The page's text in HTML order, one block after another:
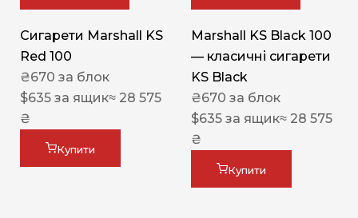
Сигарети Marshall KS
Red 100
₴670 за блок
$635 за ящик≈ 28 575
₴
Купити
Marshall KS Black 100
— класичні сигарети
KS Black
₴670 за блок
$635 за ящик≈ 28 575
₴
Купити